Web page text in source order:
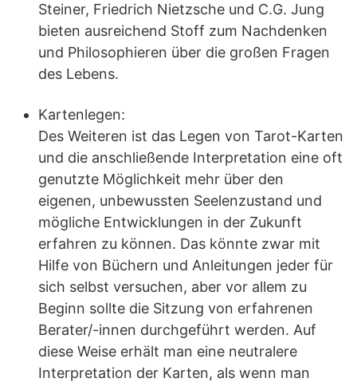
Steiner, Friedrich Nietzsche und C.G. Jung
bieten ausreichend Stoff zum Nachdenken
und Philosophieren über die großen Fragen
des Lebens.
Kartenlegen:
Des Weiteren ist das Legen von Tarot-Karten
und die anschließende Interpretation eine oft
genutzte Möglichkeit mehr über den
eigenen, unbewussten Seelenzustand und
mögliche Entwicklungen in der Zukunft
erfahren zu können. Das könnte zwar mit
Hilfe von Büchern und Anleitungen jeder für
sich selbst versuchen, aber vor allem zu
Beginn sollte die Sitzung von erfahrenen
Berater/-innen durchgeführt werden. Auf
diese Weise erhält man eine neutralere
Interpretation der Karten, als wenn man